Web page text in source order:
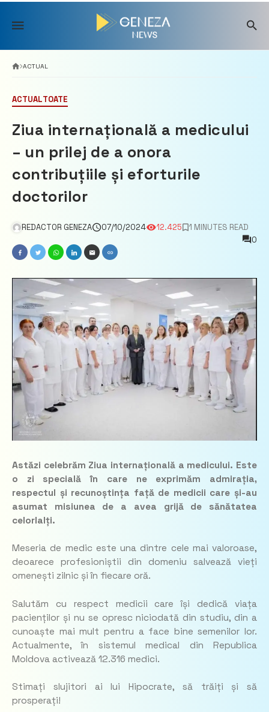
Skip
content
ACTUAL
ACTUALTOATE
Ziua internațională a medicului
– un prilej de a onora
contribuțiile și eforturile
doctorilor
REDACTOR GENEZA 07/10/2024 12.425
1 MINUTES READ
0
Astăzi celebrăm Ziua internațională a medicului. Este
o zi specială în care ne exprimăm admirația,
respectul și recunoștința față de medicii care și-au
asumat misiunea de a avea grijă de sănătatea
celorlalți.
Meseria de medic este una dintre cele mai valoroase,
deoarece profesioniștii din domeniu salvează vieți
omenești zilnic și în fiecare oră.
Salutăm cu respect medicii care își dedică viața
pacienților și nu se opresc niciodată din studiu, din a
cunoaște mai mult pentru a face bine semenilor lor.
Actualmente, în sistemul medical din Republica
Moldova activează 12.316 medici.
Stimați slujitori ai lui Hipocrate, să trăiți și să
prosperați!